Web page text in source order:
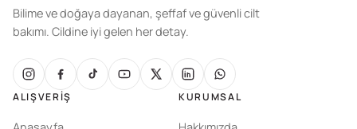
Bilime ve doğaya dayanan, şeffaf ve güvenli cilt
bakımı. Cildine iyi gelen her detay.
ALIŞVERIŞ KURUMSAL